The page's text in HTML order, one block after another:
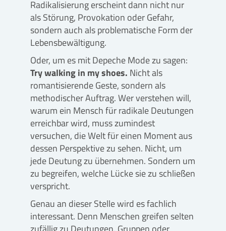
Radikalisierung erscheint dann nicht nur
als Störung, Provokation oder Gefahr,
sondern auch als problematische Form der
Lebensbewältigung.
Oder, um es mit Depeche Mode zu sagen:
Try walking in my shoes. Nicht als
romantisierende Geste, sondern als
methodischer Auftrag. Wer verstehen will,
warum ein Mensch für radikale Deutungen
erreichbar wird, muss zumindest
versuchen, die Welt für einen Moment aus
dessen Perspektive zu sehen. Nicht, um
jede Deutung zu übernehmen. Sondern um
zu begreifen, welche Lücke sie zu schließen
verspricht.
Genau an dieser Stelle wird es fachlich
interessant. Denn Menschen greifen selten